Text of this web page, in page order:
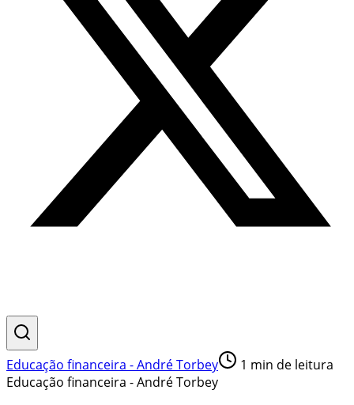
Educação financeira - André Torbey 1 min de leitura
Educação financeira - André Torbey